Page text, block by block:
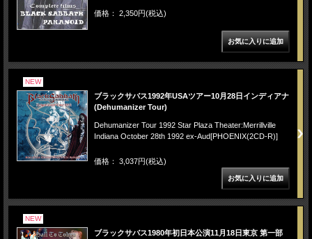
価格： 2,350円(税込)
NEW
ブラックサバス1992年USAツアー10月28日インディアナ
(Dehumanizer Tour)
Dehumanizer Tour 1992 Star Plaza Theater:Merrillville
Indiana October 28th 1992 ex-Aud[PHOENIX(2CD-R)]
価格： 3,037円(税込)
NEW
ブラックサバス1980年初日本公演11月18日東京 第一部